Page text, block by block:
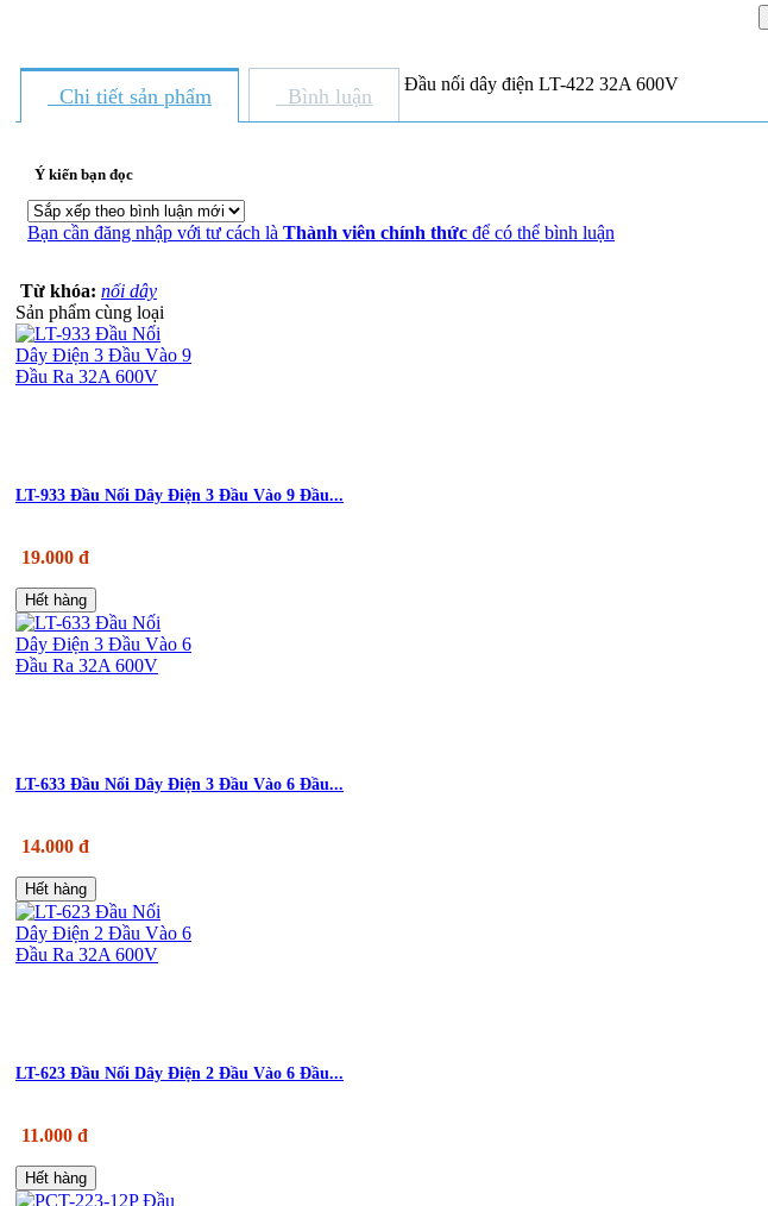
Chi tiết sản phẩm Bình luận
Đầu nối dây điện LT-422 32A 600V
Ý kiến bạn đọc
Bạn cần đăng nhập với tư cách là Thành viên chính thức để có thể bình luận
Từ khóa: nối dây
Sản phẩm cùng loại
LT-933 Đầu Nối Dây Điện 3 Đầu Vào 9 Đầu...
19.000 đ
Hết hàng
LT-633 Đầu Nối Dây Điện 3 Đầu Vào 6 Đầu...
14.000 đ
Hết hàng
LT-623 Đầu Nối Dây Điện 2 Đầu Vào 6 Đầu...
11.000 đ
Hết hàng